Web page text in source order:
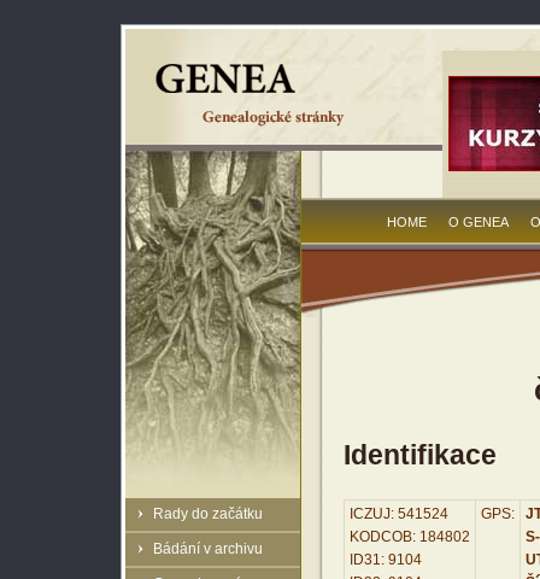
Rady do začátku
Bádání v archivu
HOME O GENEA
Identifikace
ICZUJ: 541524
KODCOB: 184802
ID31: 9104
GPS: